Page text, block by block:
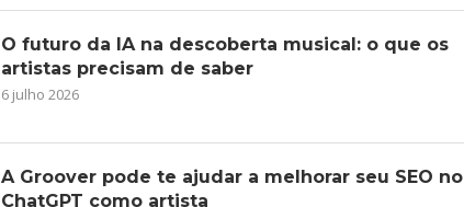
O futuro da IA na descoberta musical: o que os
artistas precisam de saber
6 julho 2026
A Groover pode te ajudar a melhorar seu SEO no
ChatGPT como artista